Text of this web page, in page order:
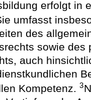
erfolgt in
umfasst
des
sowie
auch
Kompetenz.3